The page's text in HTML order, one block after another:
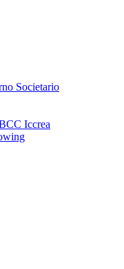
Societario
Iccrea